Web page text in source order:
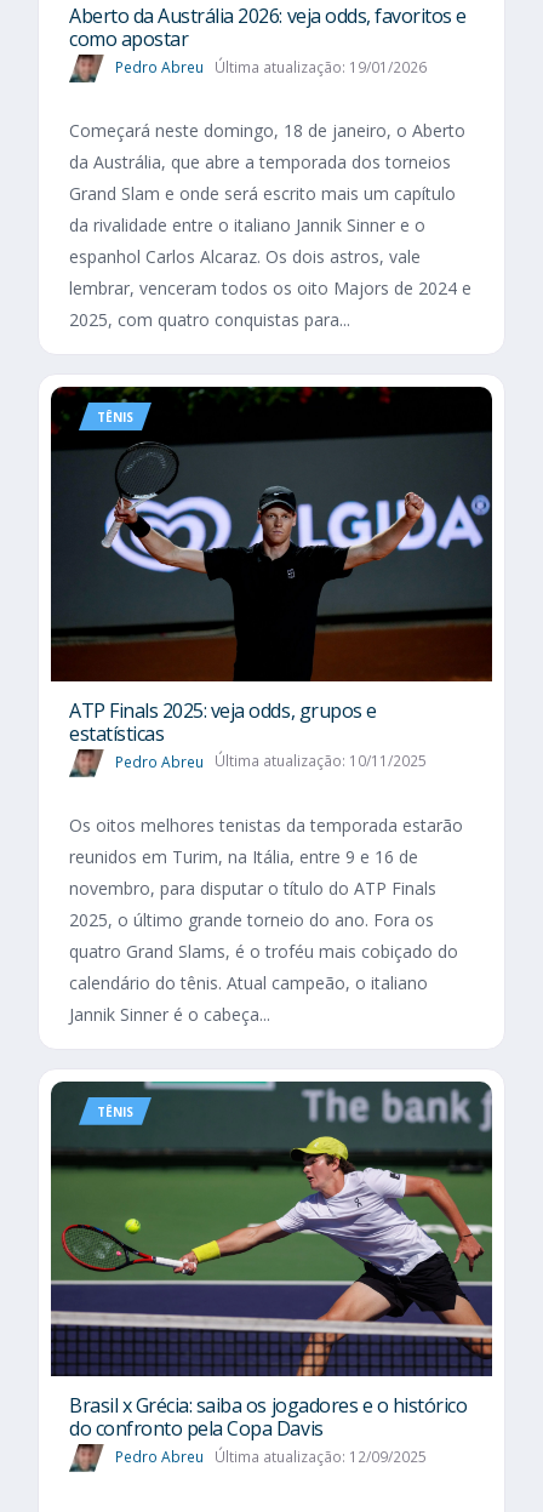
Aberto da Austrália 2026: veja odds, favoritos e
como apostar
Pedro Abreu Última atualização: 19/01/2026
Começará neste domingo, 18 de janeiro, o Aberto
da Austrália, que abre a temporada dos torneios
Grand Slam e onde será escrito mais um capítulo
da rivalidade entre o italiano Jannik Sinner e o
espanhol Carlos Alcaraz. Os dois astros, vale
lembrar, venceram todos os oito Majors de 2024 e
2025, com quatro conquistas para...
TÊNIS
ATP Finals 2025: veja odds, grupos e
estatísticas
Pedro Abreu Última atualização: 10/11/2025
Os oitos melhores tenistas da temporada estarão
reunidos em Turim, na Itália, entre 9 e 16 de
novembro, para disputar o título do ATP Finals
2025, o último grande torneio do ano. Fora os
quatro Grand Slams, é o troféu mais cobiçado do
calendário do tênis. Atual campeão, o italiano
Jannik Sinner é o cabeça...
TÊNIS
Brasil x Grécia: saiba os jogadores e o histórico
do confronto pela Copa Davis
Pedro Abreu Última atualização: 12/09/2025